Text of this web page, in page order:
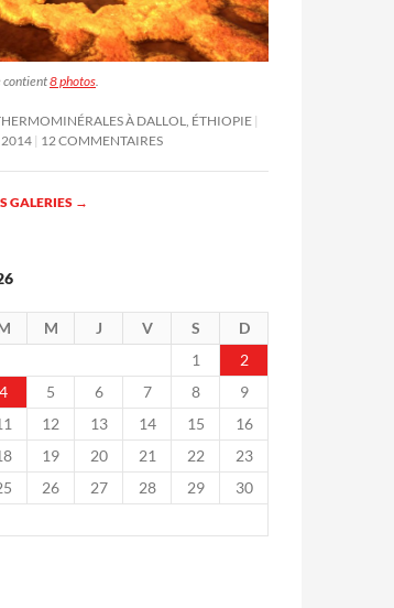
contient8 photos
À DALLOL, ÉTHIOPIE
2014
12 COMMENTAIRES
GALERIES →
M J V S
D
1
2
4 5 6 7 8
9
12 13 14 15
16
19 20 21 22
23
26 27 28 29
30